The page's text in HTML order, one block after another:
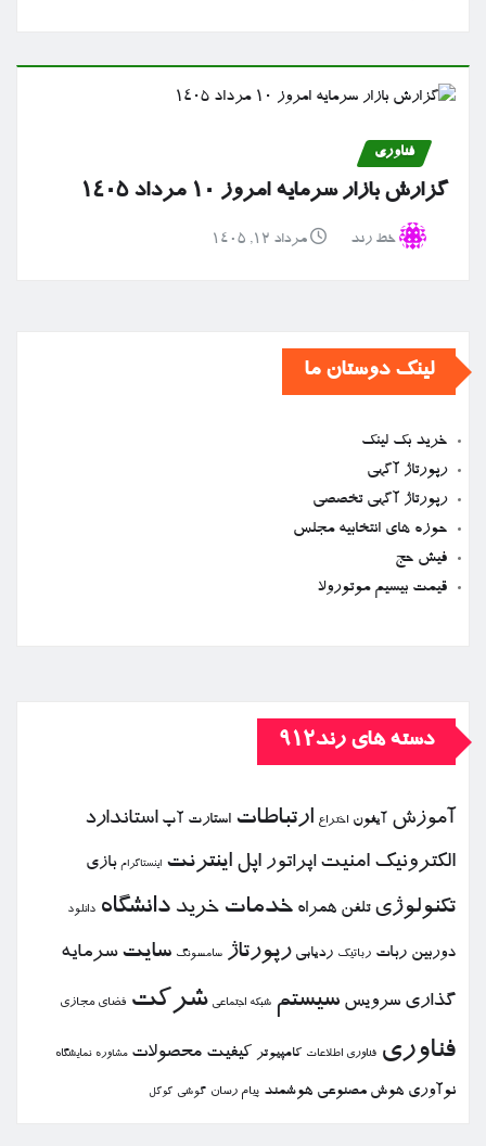
فناوری
گزارش بازار سرمایه امروز ۱۰ مرداد ۱۴۰۵
خط رند مرداد ۱۲, ۱۴۰۵
لینک دوستان ما
خرید بک لینک
رپورتاژ آگهی
رپورتاژ آگهی تخصصی
حوزه های انتخابیه مجلس
فیش حج
قیمت بیسیم موتورولا
دسته های رند912
آموزش آیفون اختراع ارتباطات استارت آپ استاندارد
الكترونیك امنیت اپراتور اپل اینترنت اینستاگرام بازی
تكنولوژی تلفن همراه خدمات خرید دانشگاه دانلود
دوربین ربات رباتیك ردیابی رپورتاژ سامسونگ سایت سرمایه
گذاری سرویس سیستم شبكه اجتماعی شركت فضای مجازی
فناوری فناوری اطلاعات كامپیوتر كیفیت محصولات مشاوره نمایشگاه
نوآوری هوش مصنوعی هوشمند پیام رسان گوشی گوگل